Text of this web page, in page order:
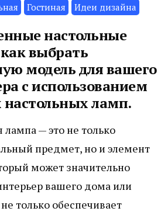
Гостиная Идеи дизайна
настольные
выбрать
модель для вашего
с использованием
ламп.
лампа — это не только
предмет, но и элемент
может значительно
вашего дома или
только обеспечивает